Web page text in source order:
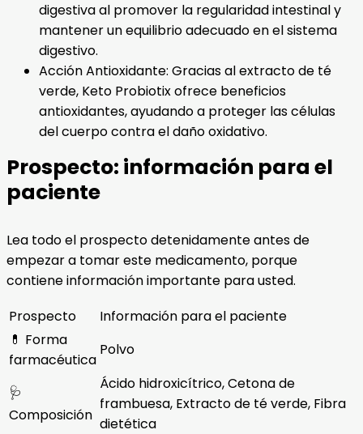
digestiva al promover la regularidad intestinal y
mantener un equilibrio adecuado en el sistema
digestivo.
Acción Antioxidante: Gracias al extracto de té
verde, Keto Probiotix ofrece beneficios
antioxidantes, ayudando a proteger las células
del cuerpo contra el daño oxidativo.
Prospecto: información para el
paciente
Lea todo el prospecto detenidamente antes de
empezar a tomar este medicamento, porque
contiene información importante para usted.
Prospecto
Información para el paciente
💊 Forma
farmacéutica
Polvo
🩺
Composición
Ácido hidroxicítrico, Cetona de
frambuesa, Extracto de té verde, Fibra
dietética